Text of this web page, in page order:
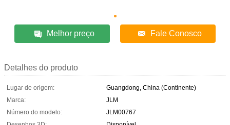
Melhor preço Fale Conosco
Detalhes do produto
Lugar de origem:
Guangdong, China (Continente)
Marca:
JLM
Número do modelo:
JLM00767